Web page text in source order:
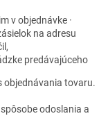
v objednávke ·
na adresu
predávajúceho
objednávania tovaru.
odoslania a